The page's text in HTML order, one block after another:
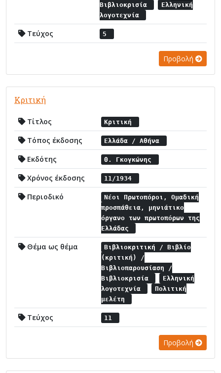
Βιβλιοκρισία
Ελληνική
λογοτεχνία
Τεύχος 5
Προβολή
Κριτική
Τίτλος Κριτική
Τόπος έκδοσης Ελλάδα / Αθήνα
Εκδότης Θ. Γκογκώνης
Χρόνος έκδοσης 11/1934
Περιοδικό
Νέοι Πρωτοπόροι, Ομαδική
προσπάθεια, μηνιάτικο
όργανο των πρωτοπόρων της
Ελλάδας
Θέμα ως θέμα
Βιβλιοκριτική / Βιβλίο
(κριτική) /
Βιβλιοπαρουσίαση /
Βιβλιοκρισία
Ελληνική
λογοτεχνία
Πολιτική
μελέτη
Τεύχος 11
Προβολή